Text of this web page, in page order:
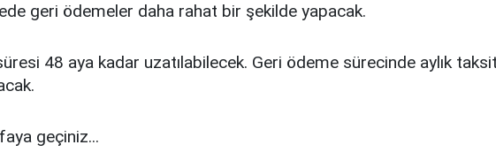
geri ödemeler daha rahat bir şekilde yapacak.
48 aya kadar uzatılabilecek. Geri ödeme sürecinde aylık
geçiniz...